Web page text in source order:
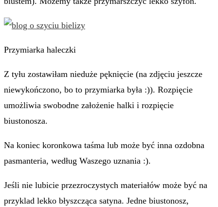
Przymiarka haleczki
Z tyłu zostawiłam nieduże pęknięcie (na zdjęciu jeszcze
niewykończono, bo to przymiarka była :)). Rozpięcie
umożliwia swobodne założenie halki i rozpięcie
biustonosza.
Na koniec koronkowa taśma lub może być inna ozdobna
pasmanteria, według Waszego uznania :).
Jeśli nie lubicie przezroczystych materiałów może być na
przyklad lekko błyszcząca satyna. Jedne biustonosz,